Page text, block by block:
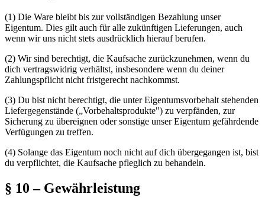
(1) Die Ware bleibt bis zur vollständigen Bezahlung unser
Eigentum. Dies gilt auch für alle zukünftigen Lieferungen, auch
wenn wir uns nicht stets ausdrücklich hierauf berufen.
(2) Wir sind berechtigt, die Kaufsache zurückzunehmen, wenn du
dich vertragswidrig verhältst, insbesondere wenn du deiner
Zahlungspflicht nicht fristgerecht nachkommst.
(3) Du bist nicht berechtigt, die unter Eigentumsvorbehalt stehenden
Liefergegenstände („Vorbehaltsprodukte") zu verpfänden, zur
Sicherung zu übereignen oder sonstige unser Eigentum gefährdende
Verfügungen zu treffen.
(4) Solange das Eigentum noch nicht auf dich übergegangen ist, bist
du verpflichtet, die Kaufsache pfleglich zu behandeln.
§ 10 – Gewährleistung